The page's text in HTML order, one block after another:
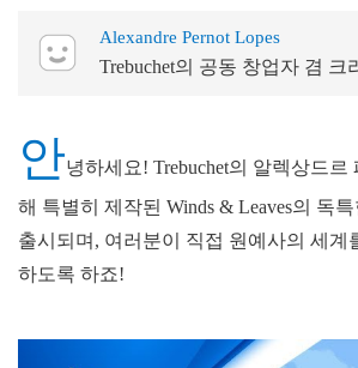
Alexandre Pernot Lopes
Trebuchet의 공동 창업자 겸 크
안녕하세요! Trebuchet의 알렉상드르
해 특별히 제작된 Winds & Leaves의 독
출시되며, 여러분이 직접 원예사의 세
하도록 하죠!